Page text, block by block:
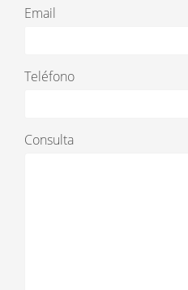
Email
Teléfono
Consulta